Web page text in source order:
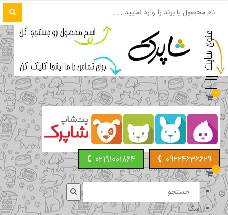
0
09224636629
02191001864
0
سگ